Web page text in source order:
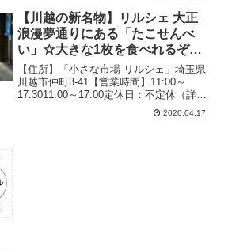
【川越の新名物】リルシェ 大正
浪漫夢通りにある「たこせんべ
い」☆大きな1枚を食べれるぞ
【ビールのお供】
【住所】「小さな市場 リルシェ」埼玉県
川越市仲町3-41【営業時間】11:00～
17:3011:00～17:00定休日：不定休（詳細
はFBなどで確認）約2席店頭販売駐車
場：なし関連：新メニューの記事一覧関
2020.04.17